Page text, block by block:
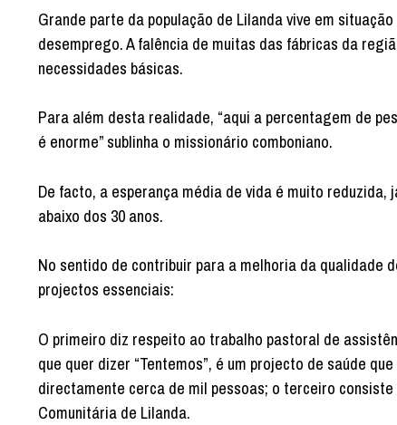
Grande parte da população de Lilanda vive em
desemprego. A falência de muitas das fábricas da
necessidades básicas.
Para além desta realidade, “aqui a percentagem de
é enorme” sublinha o missionário comboniano.
De facto, a esperança média de vida é muito
abaixo dos 30 anos.
No sentido de contribuir para a melhoria da qualidade
projectos essenciais:
O primeiro diz respeito ao trabalho pastoral de
que quer dizer “Tentemos”, é um projecto de saúde
directamente cerca de mil pessoas; o terceiro
Comunitária de Lilanda.